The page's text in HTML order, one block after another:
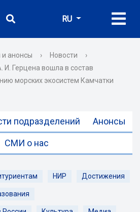
RU
и анонсы › Новости
›
И. Герцена вошла в состав
морских экосистем Камчатки
подразделений Анонсы
СМИ о нас
НИР Достижения